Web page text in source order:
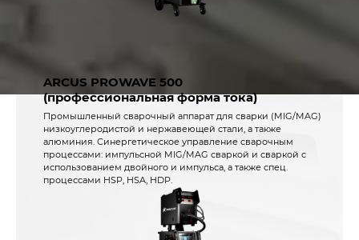
ARCUS PROWAVE 500
(профессиональная форма тока)
Промышленный сварочный аппарат для сварки (MIG/MAG)
низкоуглеродистой и нержавеющей стали, а также
алюминия. Синергетическое управление сварочным
процессами: импульсной MIG/MAG сваркой и сваркой с
использованием двойного и импульса, а также спец.
процессами HSP, HSA, HDP.